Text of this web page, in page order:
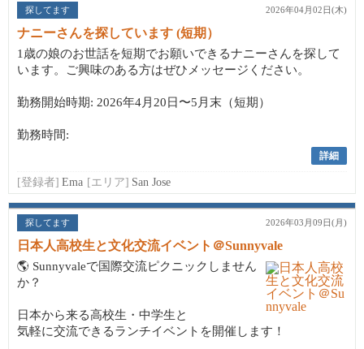
探してます 2026年04月02日(木)
ナニーさんを探しています (短期）
1歳の娘のお世話を短期でお願いできるナニーさんを探して
います。ご興味のある方はぜひメッセージください。
勤務開始時期: 2026年4月20日〜5月末（短期）
勤務時間:
詳細
[登録者] Ema [エリア] San Jose
探してます 2026年03月09日(月)
日本人高校生と文化交流イベント＠Sunnyvale
🌎 Sunnyvaleで国際交流ピクニックしません
か？
日本から来る高校生・中学生と
気軽に交流できるランチイベントを開催します！